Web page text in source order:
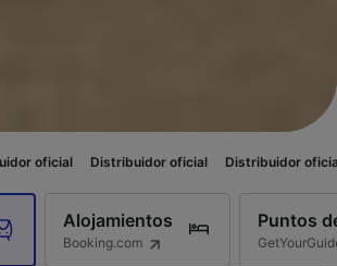
Distribuidor oficial Distribuidor oficial
Alojamientos
Booking.com
Puntos